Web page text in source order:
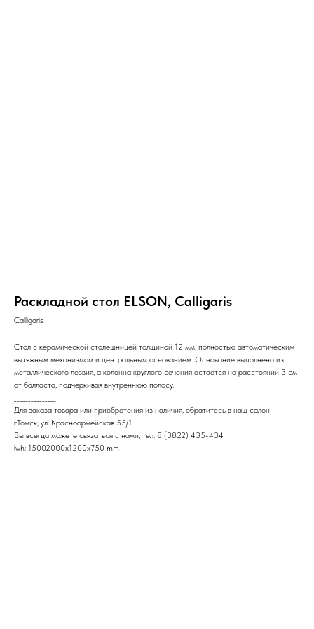
Раскладной стол ELSON, Calligaris
Calligaris
Стол с керамической столешницей толщиной 12 мм, полностью автоматическим
вытяжным механизмом и центральным основанием.‎ Основание выполнено из
металлического лезвия, а колонна круглого сечения остается на расстоянии 3 см
от балласта, подчеркивая внутреннюю полосу.
Для заказа товара или приобретения из наличия, обратитесь в наш салон
г.Томск, ул. Красноармейская 55/1
Вы всегда можете связаться с нами, тел. 8 (3822) 435-434
lwh: 15002000x1200x750 mm